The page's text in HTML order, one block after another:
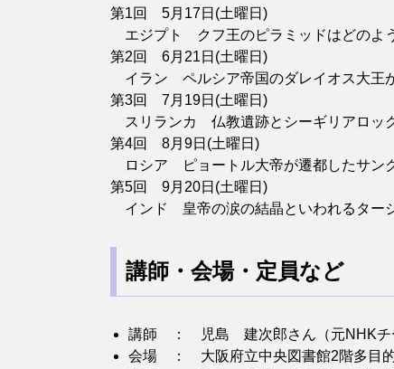
第1回 5月17日(土曜日)
エジプト クフ王のピラミッドはどのよ
第2回 6月21日(土曜日)
イラン ペルシア帝国のダレイオス大王
第3回 7月19日(土曜日)
スリランカ 仏教遺跡とシーギリアロッ
第4回 8月9日(土曜日)
ロシア ピョートル大帝が遷都したサン
第5回 9月20日(土曜日)
インド 皇帝の涙の結晶といわれるター
講師・会場・定員など
講師 ： 児島 建次郎さん（元NHKチー
会場 ： 大阪府立中央図書館2階多目